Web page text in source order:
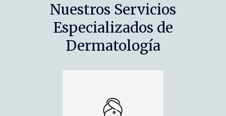
Nuestros Servicios
Especializados de
Dermatología